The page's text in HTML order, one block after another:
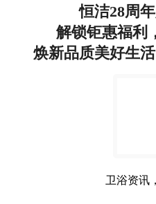
恒洁28周
解锁钜惠福利
焕新品质美好生
卫浴资讯